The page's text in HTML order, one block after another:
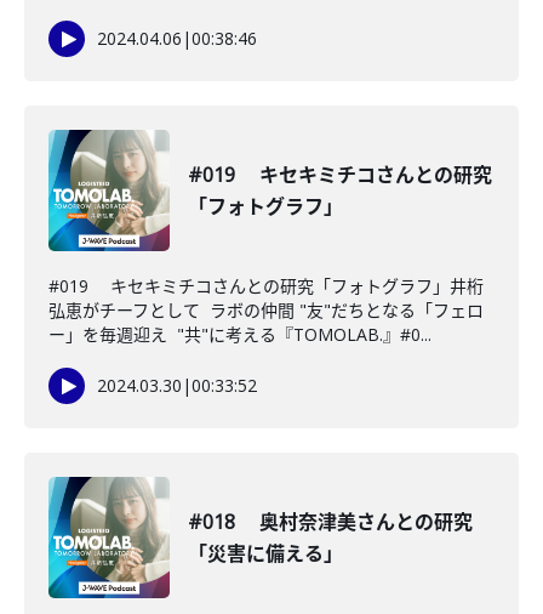
2024.04.06 |00:38:46
#019 キセキミチコさんとの研究
「フォトグラフ」
#019 キセキミチコさんとの研究「フォトグラフ」井桁
弘恵がチーフとして ラボの仲間 "友"だちとなる「フェロ
ー」を毎週迎え "共"に考える『TOMOLAB.』#0...
2024.03.30 |00:33:52
#018 奥村奈津美さんとの研究
「災害に備える」